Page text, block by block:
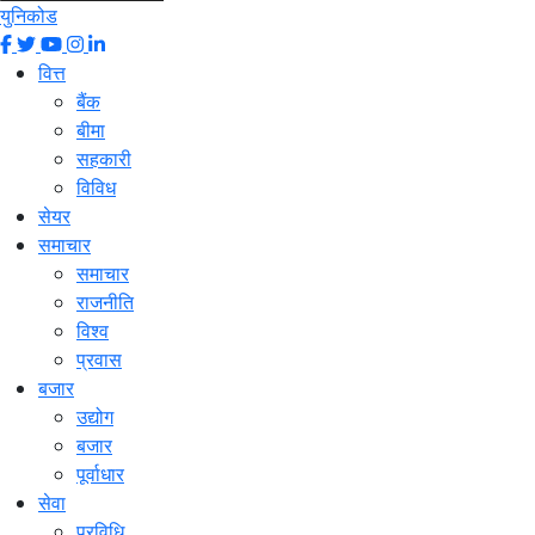
युनिकोड
वित्त
बैंक
बीमा
सहकारी
विविध
सेयर
समाचार
समाचार
राजनीति
विश्व
प्रवास
बजार
उद्योग
बजार
पूर्वाधार
सेवा